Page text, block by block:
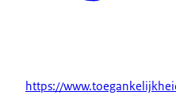
https://